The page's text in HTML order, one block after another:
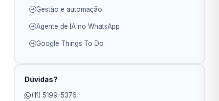
Gestão e automação
Agente de IA no WhatsApp
Google Things To Do
Dúvidas?
(11) 5199-5376